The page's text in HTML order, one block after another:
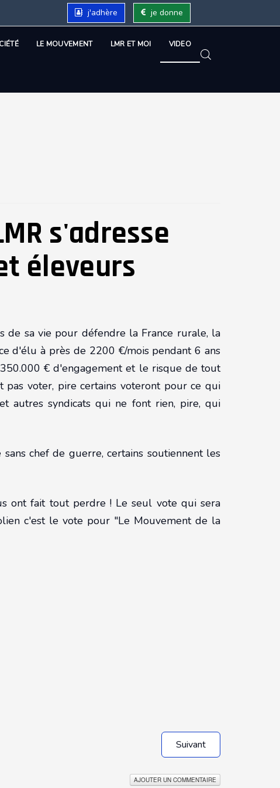
j'adhère je donne
LE MOUVEMENT LMR ET MOI VIDEO
s'adresse
éleveurs
de sa vie pour défendre la France rurale, la
d'élu à près de 2200 €/mois pendant 6 ans
€ d'engagement et le risque de tout
pas voter, pire certains voteront pour ce qui
autres syndicats qui ne font rien, pire, qui
chef de guerre, certains soutiennent les
ont fait tout perdre ! Le seul vote qui sera
c'est le vote pour "Le Mouvement de la
Suivant
AJOUTER UN COMMENTAIRE